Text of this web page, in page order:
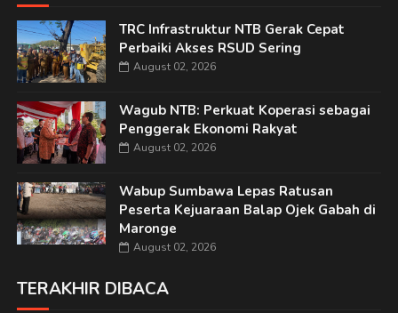
TRC Infrastruktur NTB Gerak Cepat
Perbaiki Akses RSUD Sering
August 02, 2026
Wagub NTB: Perkuat Koperasi sebagai
Penggerak Ekonomi Rakyat
August 02, 2026
Wabup Sumbawa Lepas Ratusan
Peserta Kejuaraan Balap Ojek Gabah di
Maronge
August 02, 2026
TERAKHIR DIBACA